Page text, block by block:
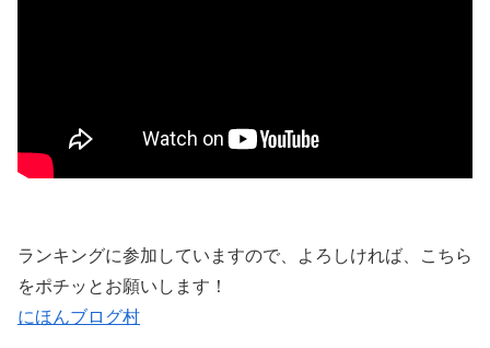
ランキングに参加していますので、よろしければ、こちら
をポチッとお願いします！
にほんブログ村